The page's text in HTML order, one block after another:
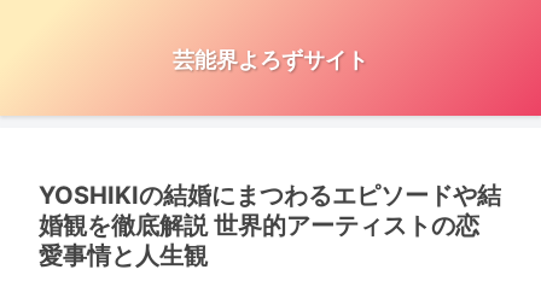
芸能界よろずサイト
YOSHIKIの結婚にまつわるエピソードや結
婚観を徹底解説 世界的アーティストの恋
愛事情と人生観